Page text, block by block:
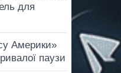
для
Америки»
паузи